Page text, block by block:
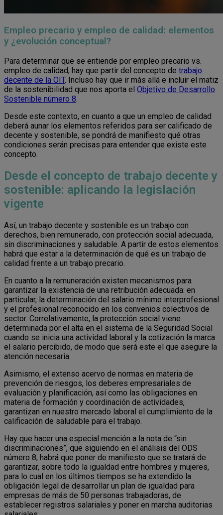
Empleo precario y empleo de calidad: elementos
y ¿evolución conceptual?
Para determinar que se entiende por empleo precario vs.
empleo de calidad, hay que partir del concepto de trabajo
decente de la OIT. Incluso hay que ir más allá e incluir el matiz
de la sostenibilidad que nos aporta el Objetivo de Desarrollo
Sostenible número 8
Desde este contexto, en cuanto a que un empleo de calidad
deberá aunar los elementos referidos para ser calificado de
decente y sostenible, se pondrá de manifiesto qué otras
condiciones serán precisas para entender que existe este
concepto.
Desde el concepto de trabajo decente y
sostenible: aplicando la legislación
vigente
Así, un trabajo decente y sostenible es un trabajo con
derechos, bien remunerado, con protección social adecuada,
sin discriminaciones y saludable. A partir de estos elementos
habrá que estar a la determinación de qué es un trabajo de
calidad frente a un trabajo precario.
En cuanto a la remuneración existen mecanismos para
garantizar la existencia de una retribución adecuada: en
particular, la determinación del salario mínimo interprofesional
y el profesional reconocido en los convenios colectivos de
sector. Correlativamente, la protección social viene
determinada por el alta en el sistema de la Seguridad Social
cuando se inicia una actividad laboral y la cotización la marca
el salario percibido, de modo que será este el que asegure la
atención necesaria.
Asimismo, el extenso acervo de normas en materia de
prevención de riesgos, los deberes empresariales de
evaluación y planificación, así como las obligaciones en
materia de formación y coordinación de actividades,
garantizan en nuestro mercado laboral el cumplimiento de la
calificación de saludable para el trabajo.
Hay que hacer una especial mención a la nota de “sin
discriminaciones”, que siguiendo en el análisis del ODS
número 8, habrá que poner de manifiesto que se tratará de
garantizar, sobre todo la igualdad entre hombres y mujeres,
para lo cual en los últimos tiempos se ha extendido la
obligación legal de desarrollar un plan de igualdad para
empresas de más de 50 personas trabajadoras, de
establecer registros salariales y poner en marcha auditorias